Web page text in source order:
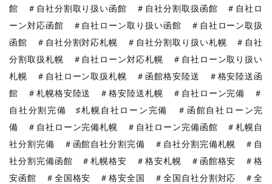
館 ＃自社分割取り扱い函館 ＃自社分割取扱函館 ＃自社ロ
ーン対応函館 ＃自社ローン取り扱い函館 ＃自社ローン取扱
函館 ＃自社分割対応札幌 ＃自社分割取り扱い札幌 ＃自社
分割取扱札幌 ＃自社ローン対応札幌 ＃自社ローン取り扱い
札幌 ＃自社ローン取扱札幌 ＃函館格安陸送 ＃格安陸送函
館 ＃札幌格安陸送 ＃格安陸送札幌 ＃自社ローン完備 ＃
自社分割完備 ♯札幌自社ローン完備 ＃函館自社ローン完
備 ＃自社ローン完備札幌 ＃自社ローン完備函館 ＃札幌自
社分割完備 ＃函館自社分割完備 ＃自社分割完備札幌 ＃自
社分割完備函館 ＃札幌格安 ＃格安札幌 ＃函館格安 ＃格
安函館 ＃全国格安 ＃格安全国 ＃全国自社分割対応 ＃全